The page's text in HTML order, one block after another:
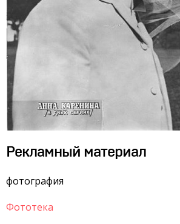
Рекламный материал
фотография
Фототека